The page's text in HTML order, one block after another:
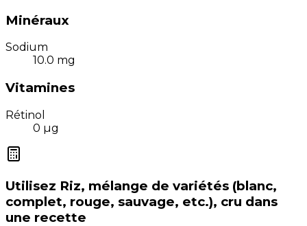
Minéraux
Sodium
10.0 mg
Vitamines
Rétinol
0 µg
Utilisez Riz, mélange de variétés (blanc,
complet, rouge, sauvage, etc.), cru dans
une recette